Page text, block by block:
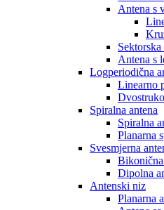
Antena s
Antena s
Logperiodična
Linearno
Spiralna antena
Spiralna
Planarna
Svesmjerna
Bikonična
Dipolna
Antenski niz
Planarna